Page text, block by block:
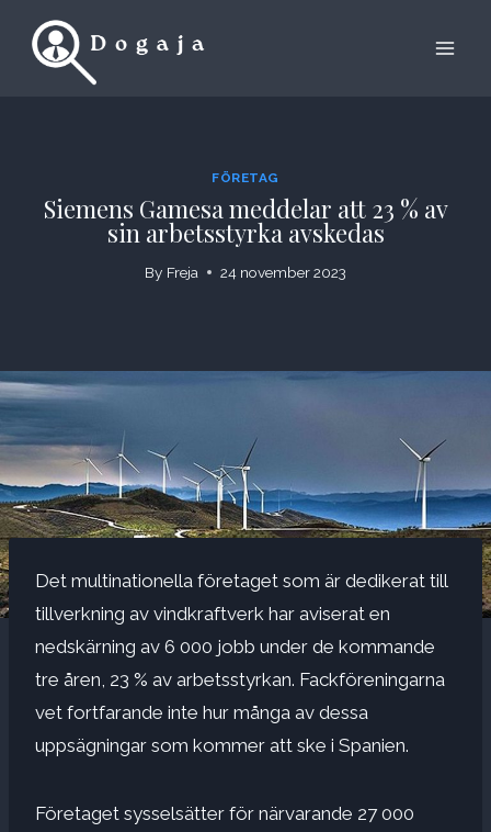
FÖRETAG
Siemens Gamesa meddelar att 23 % av
sin arbetsstyrka avskedas
By Freja 24 november 2023
Det multinationella företaget som är dedikerat till
tillverkning av vindkraftverk har aviserat en
nedskärning av 6 000 jobb under de kommande
tre åren, 23 % av arbetsstyrkan. Fackföreningarna
vet fortfarande inte hur många av dessa
uppsägningar som kommer att ske i Spanien.
Företaget sysselsätter för närvarande 27 000